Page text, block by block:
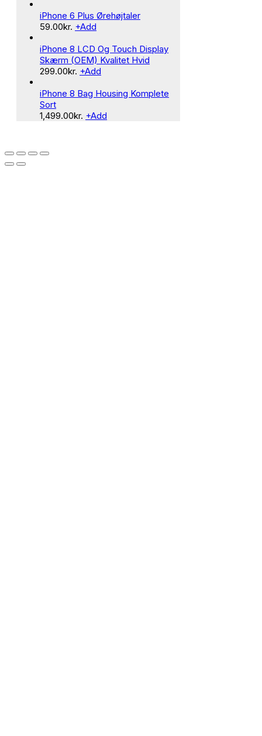
iPhone 6 Plus Ørehøjtaler
59.00kr. +Add
iPhone 8 LCD Og Touch Display
Skærm (OEM) Kvalitet Hvid
299.00kr. +Add
iPhone 8 Bag Housing Komplete
Sort
1,499.00kr. +Add